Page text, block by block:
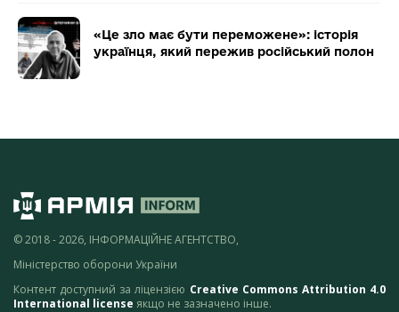
«Це зло має бути переможене»: історія
українця, який пережив російський полон
© 2018 - 2026, ІНФОРМАЦІЙНЕ АГЕНТСТВО,
Міністерство оборони України
Контент доступний за ліцензією Creative Commons Attribution 4.0
International license якщо не зазначено інше.